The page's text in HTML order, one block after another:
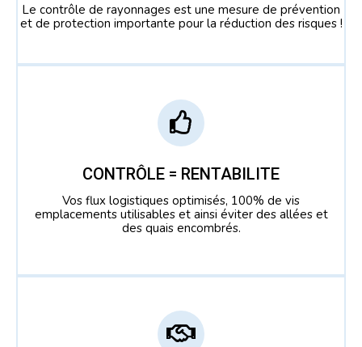
Le contrôle de rayonnages est une mesure de prévention
et de protection importante pour la réduction des risques !
CONTRÔLE = RENTABILITE
Vos flux logistiques optimisés, 100% de vis
emplacements utilisables et ainsi éviter des allées et
des quais encombrés.